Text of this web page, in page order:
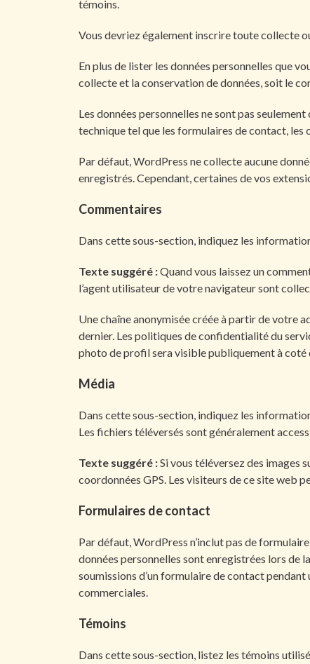
témoins.
Vous devriez également inscrire toute collecte
En plus de lister les données personnelles que
collecte et la conservation de données, soit le
Les données personnelles ne sont pas
technique tel que les formulaires de contact, les
Par défaut, WordPress ne collecte aucune
enregistrés. Cependant, certaines de vos
Commentaires
Dans cette sous-section, indiquez les
Texte suggéré :Quand vous laissez un
l’agent utilisateur de votre navigateur sont
Une chaîne anonymisée créée à partir de votre
dernier. Les politiques de confidentialité du
photo de profil sera visible publiquement à
Média
Dans cette sous-section, indiquez les
Les fichiers téléversés sont généralement
Texte suggéré :Si vous téléversez des images
coordonnées GPS. Les visiteurs de ce site web
Formulaires de contact
Par défaut, WordPress n’inclut pas de
données personnelles sont enregistrées lors de
soumissions d’un formulaire de contact
commerciales.
Témoins
Dans cette sous-section, listez les témoins